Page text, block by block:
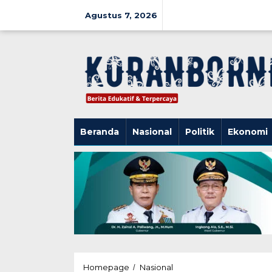
Agustus 7, 2026
Beranda Nasional Politik Ekonomi
Homepage / Nasional